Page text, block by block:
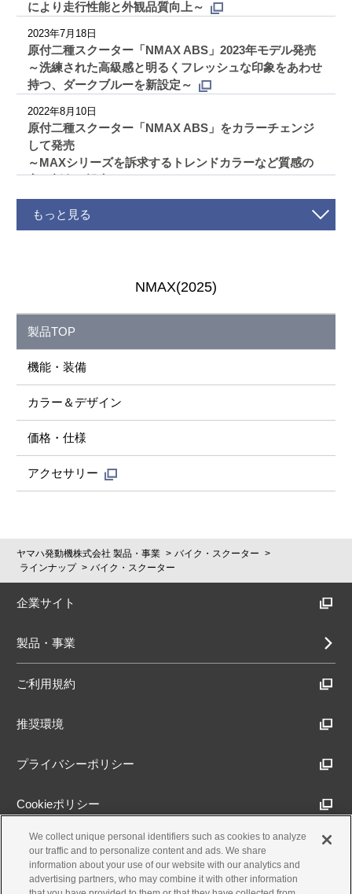
により走行性能と外観品質向上～
2023年7月18日
原付二種スクーター「NMAX ABS」2023年モデル発売
～洗練された高級感と明るくフレッシュな印象をあわせ
持つ、ダークブルーを新設定～
2022年8月10日
原付二種スクーター「NMAX ABS」をカラーチェンジ
して発売
～MAXシリーズを訴求するトレンドカラーなど質感の
高い新色を設定～
もっと見る
NMAX(2025)
製品TOP
機能・装備
カラー＆デザイン
価格・仕様
アクセサリー
ヤマハ発動機株式会社 製品・事業
バイク・スクーター
ラインナップ
バイク・スクーター
企業サイト
製品・事業
ご利用規約
推奨環境
プライバシーポリシー
Cookieポリシー
アクセシビリティ方針
We collect unique personal identifiers such as cookies to analyze
our traffic and to personalize content and ads. We share
information about your use of our website with our analytics and
advertising partners, who may combine it with other information